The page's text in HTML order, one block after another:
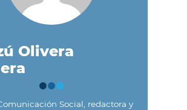
Olivera
Social, redactora y